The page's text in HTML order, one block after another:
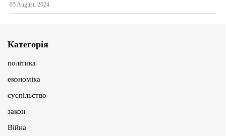
05 August, 2024
Категорія
політика
економіка
суспільство
закон
Війна